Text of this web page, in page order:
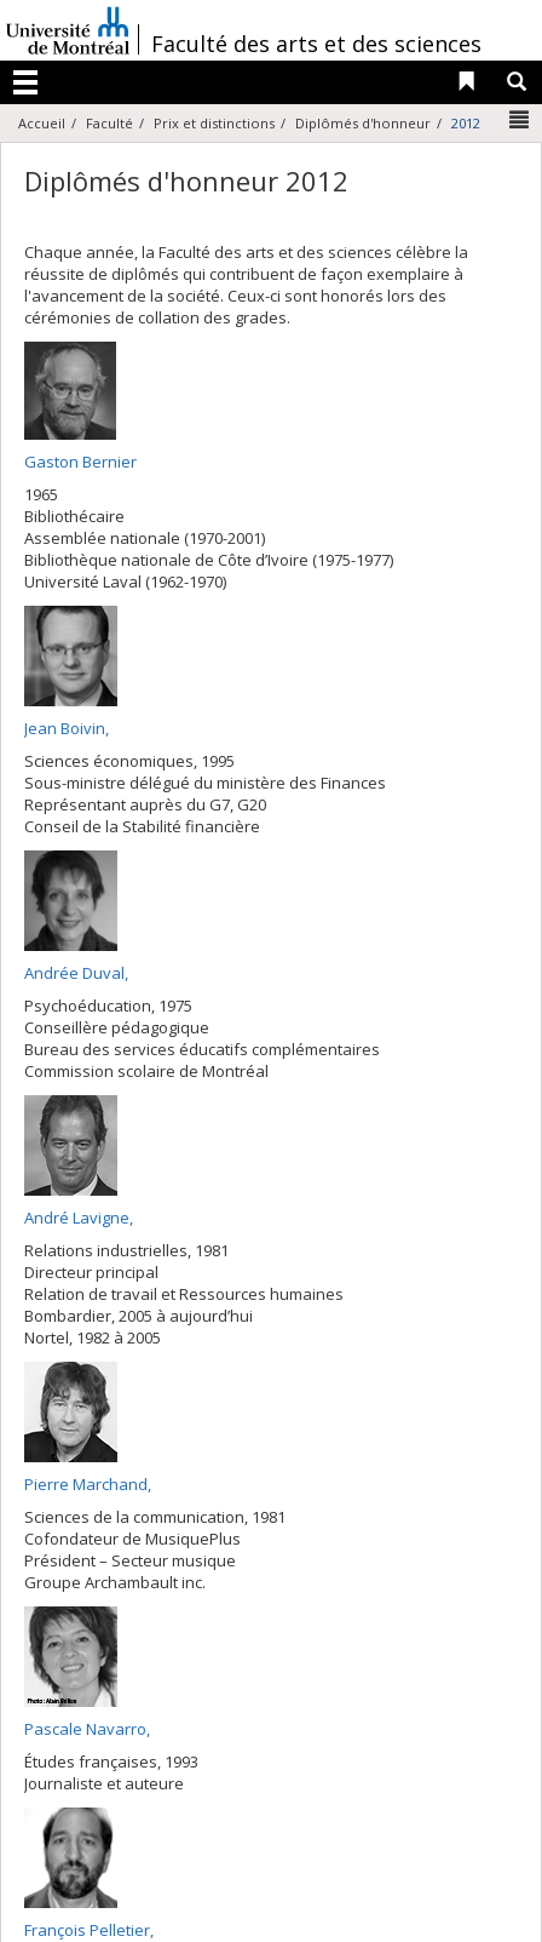
au
contenu
/Faculté des arts et des sciences
Menu
Liens
Accueil Faculté Prix et distinctions Diplômés d'honneur 2012
Diplômés d'honneur 2012
Chaque année, la Faculté des arts et des sciences célèbre la
réussite de diplômés qui contribuent de façon exemplaire à
l'avancement de la société. Ceux-ci sont honorés lors des
cérémonies de collation des grades.
Gaston Bernier
1965
Bibliothécaire
Assemblée nationale (1970-2001)
Bibliothèque nationale de Côte d’Ivoire (1975-1977)
Université Laval (1962-1970)
Jean Boivin,
Sciences économiques, 1995
Sous-ministre délégué du ministère des Finances
Représentant auprès du G7, G20
Conseil de la Stabilité financière
Andrée Duval,
Psychoéducation, 1975
Conseillère pédagogique
Bureau des services éducatifs complémentaires
Commission scolaire de Montréal
André Lavigne,
Relations industrielles, 1981
Directeur principal
Relation de travail et Ressources humaines
Bombardier, 2005 à aujourd’hui
Nortel, 1982 à 2005
Pierre Marchand,
Sciences de la communication, 1981
Cofondateur de MusiquePlus
Président – Secteur musique
Groupe Archambault inc.
Pascale Navarro,
Études françaises, 1993
Journaliste et auteure
François Pelletier,